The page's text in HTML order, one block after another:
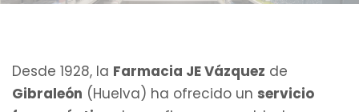
Desde 1928, la Farmacia JE Vázquez de
Gibraleón (Huelva) ha ofrecido un servicio